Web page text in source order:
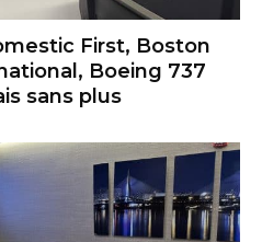
First, Boston
Boeing 737
sans plus